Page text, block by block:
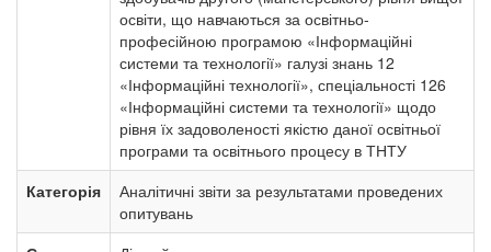
освіти, що навчаються за освітньо-
професійною програмою «Інформаційні
системи та технології» галузі знань 12
«Інформаційні технології», спеціальності 126
«Інформаційні системи та технології» щодо
рівня їх задоволеності якістю даної освітньої
програми та освітнього процесу в ТНТУ
Категорія
Аналітичні звіти за результатами проведених
опитувань